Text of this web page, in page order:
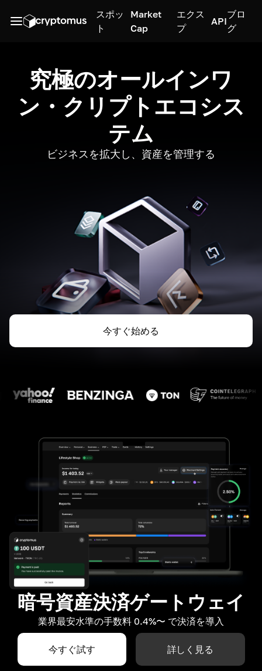
スポッ
ト
Market
Cap
エクス
プ
API
ブロ
グ
究極のオールインワ
ン・クリプトエコシス
テム
ビジネスを拡大し、資産を管理する
今すぐ始める
暗号資産決済ゲートウェイ
業界最安水準の手数料 0.4%〜 で決済を導入
今すぐ試す 詳しく見る